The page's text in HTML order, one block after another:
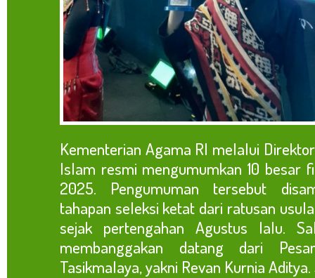
Kementerian Agama RI melalui
Islam resmi mengumumkan 10 besar
2025. Pengumuman tersebut
tahapan seleksi ketat dari ratusan
sejak pertengahan Agustus lalu.
membanggakan datang dari
Tasikmalaya, yakni Revan Kurnia